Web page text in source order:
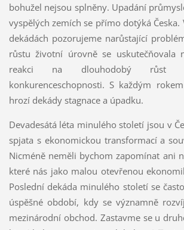
bohužel nejsou splněny. Upadání
vyspělých zemích se přímo dotýká Česka.
dekádách pozorujeme narůstající
růstu životní úrovně se uskutečňovala
reakci na dlouhodobý růst
konkurenceschopnosti. S každým
hrozí dekády stagnace a úpadku.
Devadesátá léta minulého století jsou v
spjata s ekonomickou transformací a
Nicméně neměli bychom zapomínat ani
které nás jako malou otevřenou
Poslední dekáda minulého století se
úspěšné období, kdy se významně
mezinárodní obchod. Zastavme se u